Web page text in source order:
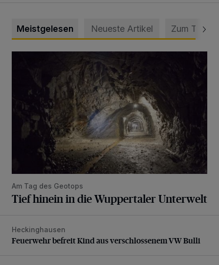
Meistgelesen Neueste Artikel Zum Thema
Am Tag des Geotops
Tief hinein in die Wuppertaler Unterwelt
Feuerwehr befreit Kind aus verschlossenem VW Bulli
Heckinghausen
Feuerwehr befreit Kind aus verschlossenem VW Bulli